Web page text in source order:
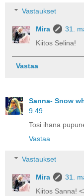
Vastaukset
Mira
31.
Kiitos Selina!
Vastaa
Sanna- Snow
9.49
Tosi ihana
Vastaa
Vastaukset
Mira
31.
Kiitos Sanna!